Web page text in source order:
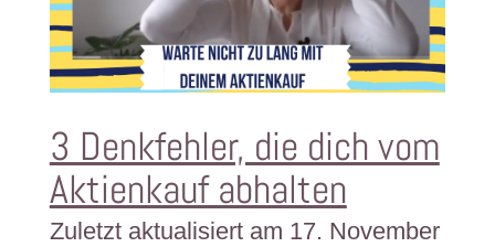
3 Denkfehler, die dich vom
Aktienkauf abhalten
Zuletzt aktualisiert am 17. November